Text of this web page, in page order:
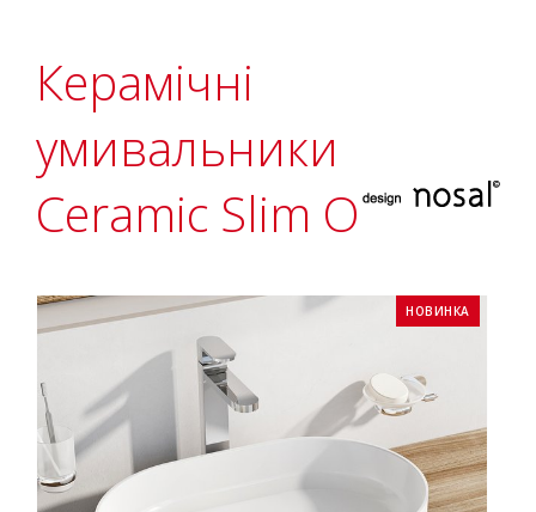
Керамічні
умивальники
Ceramic Slim O
НОВИНКА